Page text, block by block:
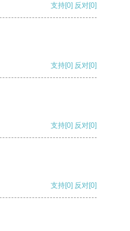
支持[0] 反对[0]
支持[0] 反对[0]
支持[0] 反对[0]
支持[0] 反对[0]